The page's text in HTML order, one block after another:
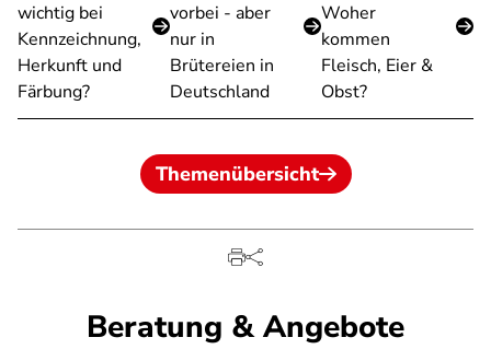
wichtig bei
Kennzeichnung,
Herkunft und
Färbung?
vorbei - aber
nur in
Brütereien in
Deutschland
Woher
kommen
Fleisch, Eier &
Obst?
Themenübersicht
Beratung & Angebote